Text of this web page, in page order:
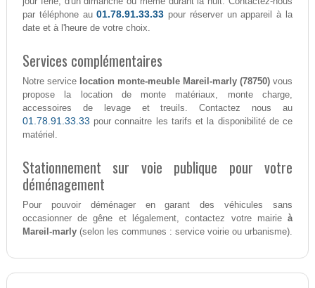
par téléphone au01.78.91.33.33 pour réserver un appareil à la
date et à l'heure de votre choix.
Services complémentaires
Notre service location monte-meuble Mareil-marly (78750) vous
propose la location de monte matériaux, monte charge,
accessoires de levage et treuils. Contactez nous au
01.78.91.33.33 pour connaitre les tarifs et la disponibilité de ce
matériel.
Stationnement sur voie publique pour votre
déménagement
Pour pouvoir déménager en garant des véhicules sans
occasionner de gêne et légalement, contactez votre mairieà
Mareil-marly(selon les communes : service voirie ou urbanisme).